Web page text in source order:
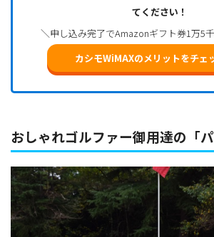
てください！
＼申し込み完了でAmazonギフト券1万5
カシモWiMAXのメリットをチェ
おしゃれゴルファー御用達の「パ